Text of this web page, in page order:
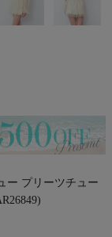
ー プリーツチュー